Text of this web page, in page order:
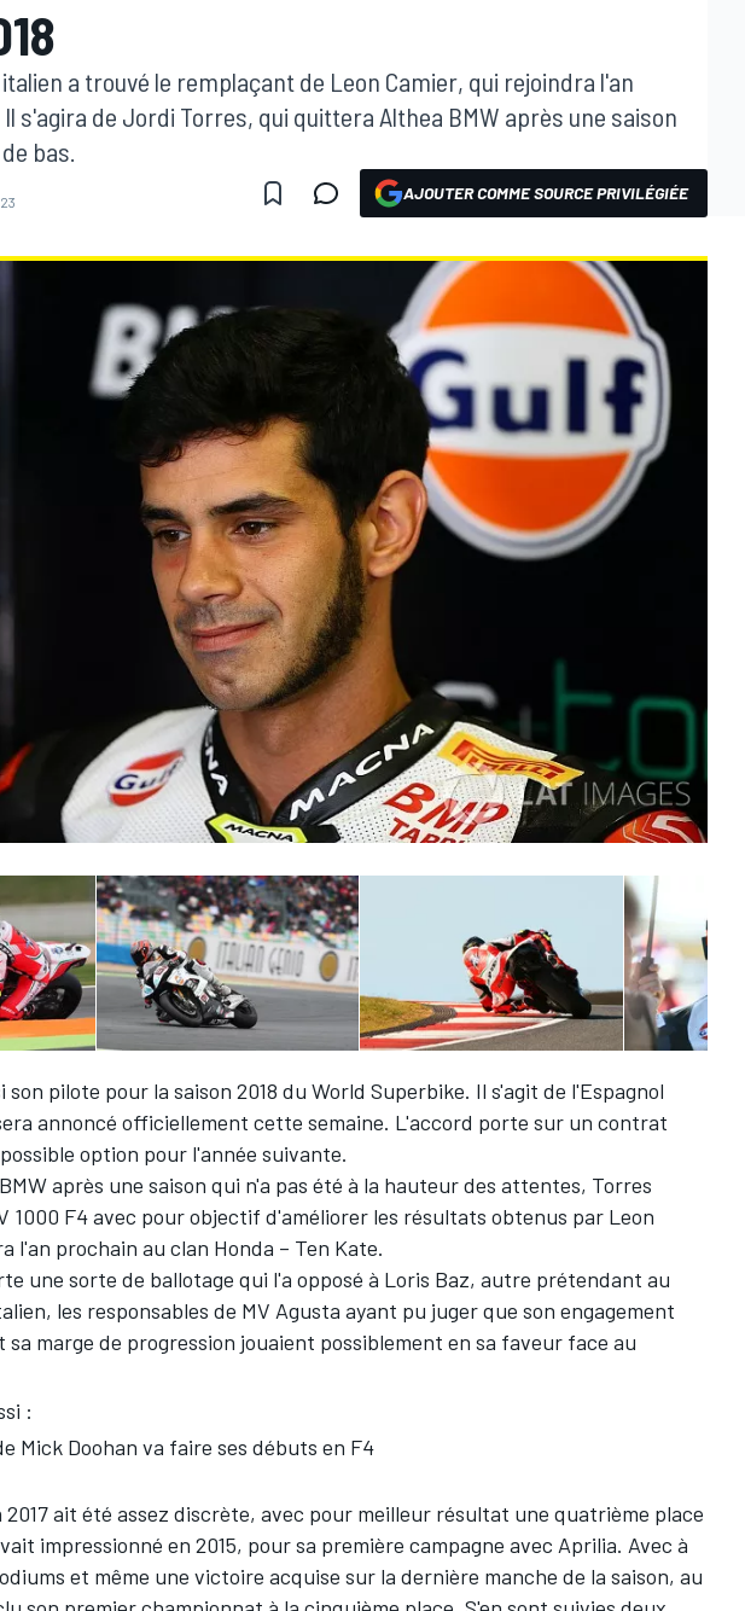
a trouvé le remplaçant de Leon Camier, qui rejoindra l'an
s'agira de Jordi Torres, qui quittera Althea BMW après une saison
bas.
AJOUTER COMME SOURCE PRIVILÉGIÉE
son pilote pour la saison 2018 du World Superbike. Il s'agit de l'Espagnol
annoncé officiellement cette semaine. L'accord porte sur un contrat
option pour l'année suivante.
après une saison qui n'a pas été à la hauteur des attentes, Torres
1000 F4 avec pour objectif d'améliorer les résultats obtenus par Leon
l'an prochain au clan Honda – Ten Kate.
une sorte de ballotage qui l'a opposé à Loris Baz, autre prétendant au
les responsables de MV Agusta ayant pu juger que son engagement
sa marge de progression jouaient possiblement en sa faveur face au
:
Mick Doohan va faire ses débuts en F4
2017 ait été assez discrète, avec pour meilleur résultat une quatrième place
impressionné en 2015, pour sa première campagne avec Aprilia. Avec à
et même une victoire acquise sur la dernière manche de la saison, au